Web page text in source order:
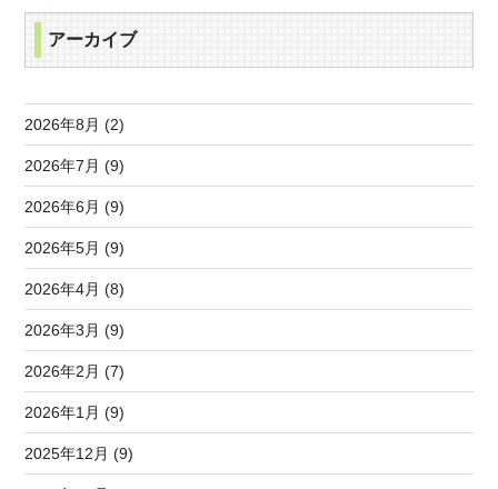
アーカイブ
2026年8月 (2)
2026年7月 (9)
2026年6月 (9)
2026年5月 (9)
2026年4月 (8)
2026年3月 (9)
2026年2月 (7)
2026年1月 (9)
2025年12月 (9)